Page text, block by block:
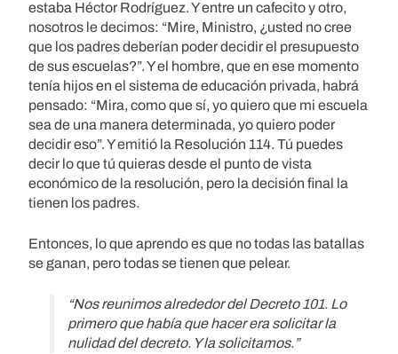
estaba Héctor Rodríguez. Y entre un cafecito y otro,
nosotros le decimos: “Mire, Ministro, ¿usted no cree
que los padres deberían poder decidir el presupuesto
de sus escuelas?”. Y el hombre, que en ese momento
tenía hijos en el sistema de educación privada, habrá
pensado: “Mira, como que sí, yo quiero que mi escuela
sea de una manera determinada, yo quiero poder
decidir eso”. Y emitió la Resolución 114. Tú puedes
decir lo que tú quieras desde el punto de vista
económico de la resolución, pero la decisión final la
tienen los padres.
Entonces, lo que aprendo es que no todas las batallas
se ganan, pero todas se tienen que pelear.
“Nos reunimos alrededor del Decreto 101. Lo
primero que había que hacer era solicitar la
nulidad del decreto. Y la solicitamos.”